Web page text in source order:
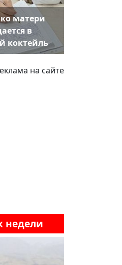
матери
в
коктейль
на сайте
недели